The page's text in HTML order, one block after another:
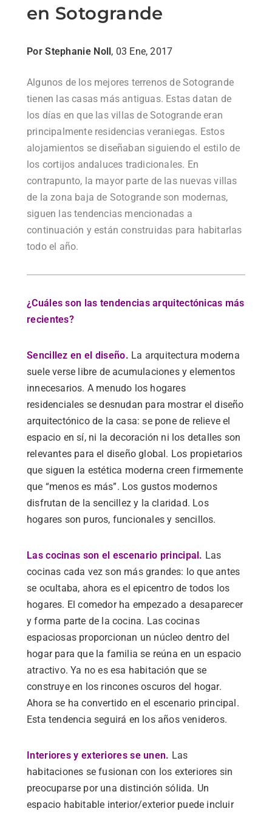
en Sotogrande
Por Stephanie Noll, 03 Ene, 2017
Algunos de los mejores terrenos de Sotogrande
tienen las casas más antiguas. Estas datan de
los días en que las villas de Sotogrande eran
principalmente residencias veraniegas. Estos
alojamientos se diseñaban siguiendo el estilo de
los cortijos andaluces tradicionales. En
contrapunto, la mayor parte de las nuevas villas
de la zona baja de Sotogrande son modernas,
siguen las tendencias mencionadas a
continuación y están construidas para habitarlas
todo el año.
¿Cuáles son las tendencias arquitectónicas más
recientes?
Sencillez en el diseño. La arquitectura moderna
suele verse libre de acumulaciones y elementos
innecesarios. A menudo los hogares
residenciales se desnudan para mostrar el diseño
arquitectónico de la casa: se pone de relieve el
espacio en sí, ni la decoración ni los detalles son
relevantes para el diseño global. Los propietarios
que siguen la estética moderna creen firmemente
que “menos es más”. Los gustos modernos
disfrutan de la sencillez y la claridad. Los
hogares son puros, funcionales y sencillos.
Las cocinas son el escenario principal. Las
cocinas cada vez son más grandes: lo que antes
se ocultaba, ahora es el epicentro de todos los
hogares. El comedor ha empezado a desaparecer
y forma parte de la cocina. Las cocinas
espaciosas proporcionan un núcleo dentro del
hogar para que la familia se reúna en un espacio
atractivo. Ya no es esa habitación que se
construye en los rincones oscuros del hogar.
Ahora se ha convertido en el escenario principal.
Esta tendencia seguirá en los años venideros.
Interiores y exteriores se unen. Las
habitaciones se fusionan con los exteriores sin
preocuparse por una distinción sólida. Un
espacio habitable interior/exterior puede incluir